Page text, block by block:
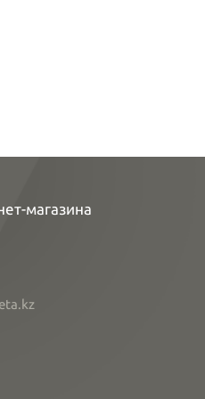
магазина